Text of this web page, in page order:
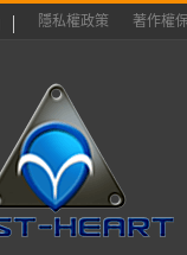
隱私權政策 著作權